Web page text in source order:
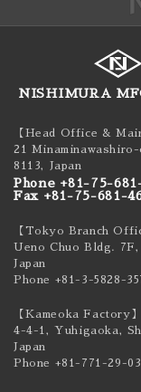
NISHIMURA
【Head Office &
21
8113, Japan
Phone +81-75-
Fax +81-75-681-
【Tokyo Branch
Ueno Chuo Bldg.
Japan
Phone +81-3-5828-
【Kameoka Factory】
4-4-1, Yuhigaoka,
Japan
Phone +81-771-29-